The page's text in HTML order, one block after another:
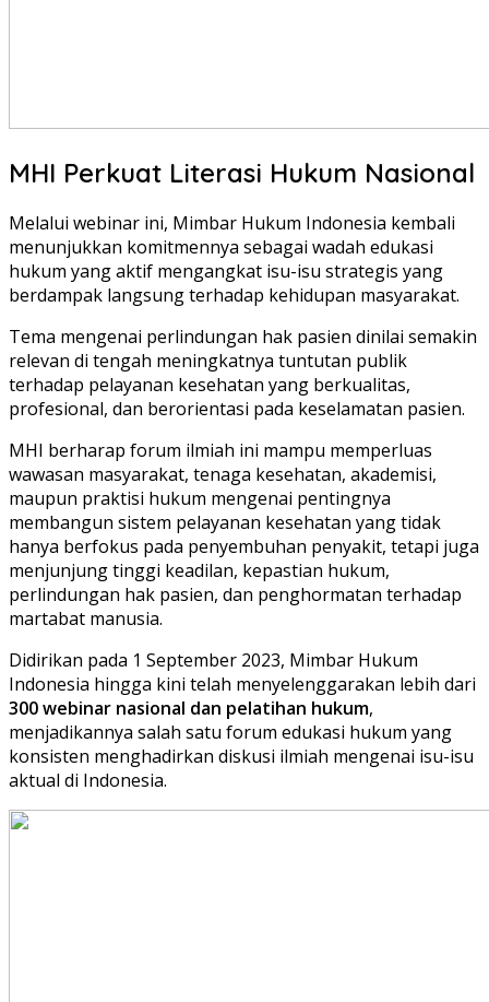
MHI Perkuat Literasi Hukum Nasional
Melalui webinar ini, Mimbar Hukum Indonesia kembali
menunjukkan komitmennya sebagai wadah edukasi
hukum yang aktif mengangkat isu-isu strategis yang
berdampak langsung terhadap kehidupan masyarakat.
Tema mengenai perlindungan hak pasien dinilai semakin
relevan di tengah meningkatnya tuntutan publik
terhadap pelayanan kesehatan yang berkualitas,
profesional, dan berorientasi pada keselamatan pasien.
MHI berharap forum ilmiah ini mampu memperluas
wawasan masyarakat, tenaga kesehatan, akademisi,
maupun praktisi hukum mengenai pentingnya
membangun sistem pelayanan kesehatan yang tidak
hanya berfokus pada penyembuhan penyakit, tetapi juga
menjunjung tinggi keadilan, kepastian hukum,
perlindungan hak pasien, dan penghormatan terhadap
martabat manusia.
Didirikan pada 1 September 2023, Mimbar Hukum
Indonesia hingga kini telah menyelenggarakan lebih dari
300 webinar nasional dan pelatihan hukum,
menjadikannya salah satu forum edukasi hukum yang
konsisten menghadirkan diskusi ilmiah mengenai isu-isu
aktual di Indonesia.